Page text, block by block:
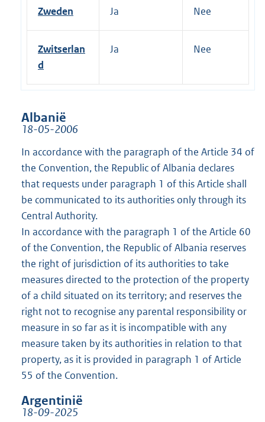
Zweden Ja Nee
Zwitserlan
d
Ja Nee
Albanië
18-05-2006
In accordance with the paragraph of the Article 34 of
the Convention, the Republic of Albania declares
that requests under paragraph 1 of this Article shall
be communicated to its authorities only through its
Central Authority.
In accordance with the paragraph 1 of the Article 60
of the Convention, the Republic of Albania reserves
the right of jurisdiction of its authorities to take
measures directed to the protection of the property
of a child situated on its territory; and reserves the
right not to recognise any parental responsibility or
measure in so far as it is incompatible with any
measure taken by its authorities in relation to that
property, as it is provided in paragraph 1 of Article
55 of the Convention.
Argentinië
18-09-2025